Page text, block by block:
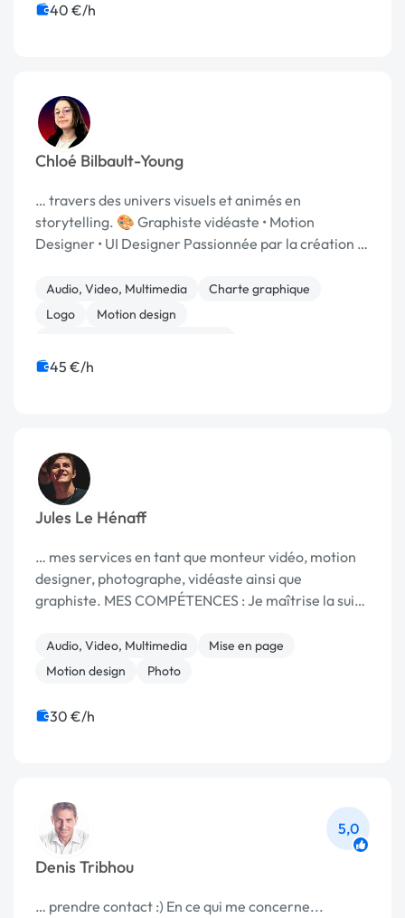
40 €/h
Chloé Bilbault-Young
… travers des univers visuels et animés en
storytelling. 🎨 Graphiste vidéaste • Motion
Designer • UI Designer Passionnée par la création …
Audio, Video, Multimedia
Charte graphique
Logo
Motion design
45 €/h
Jules Le Hénaff
… mes services en tant que monteur vidéo, motion
designer, photographe, vidéaste ainsi que
graphiste. MES COMPÉTENCES : Je maîtrise la suite
Audio, Video, Multimedia
Mise en page
Motion design
Photo
30 €/h
Denis Tribhou
5,0
… prendre contact :) En ce qui me concerne...